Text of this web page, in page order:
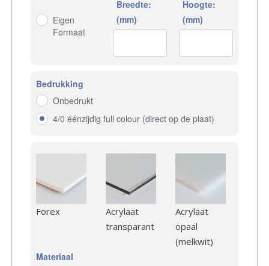
Eigen
Formaat
Breedte:
(mm)
Hoogte:
(mm)
Bedrukking
Onbedrukt
4/0 éénzijdig full colour (direct op de plaat)
Forex
Acrylaat
transparant
Acrylaat
opaal
(melkwit)
Materiaal